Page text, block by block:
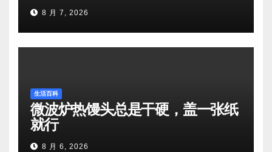
8 月 7, 2026
生活百科
微波炉热馒头总是干硬，盖一张纸
就行
8 月 6, 2026